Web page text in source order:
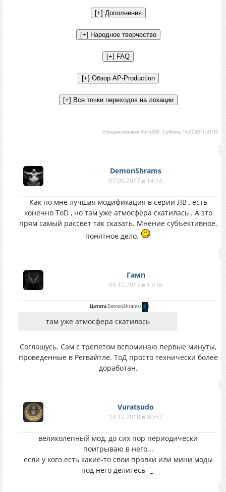
Отредактировал Rurik345-Суббота, 16.07.2011, 21:35
DemonShrams
07.09.2017 в 14:14
Как по мне лучшая модификация в серии ЛВ , есть
конечно ToD , но там уже атмосфера скатилась . А это
прям самый рассвет так сказать. Мнение субъективное,
понятное дело.
Гамп
04.10.2017 в 13:16
ЦитатаDemonShrams( )
там уже атмосфера скатилась
Соглашусь. Сам с трепетом вспоминаю первые минуты,
проведенные в Регвайтле. ТоД просто технически более
доработан.
Vuratsudo
14.12.2018 в 00:57
великолепный мод, до сих пор периодически
поигрываю в него...
если у кого есть какие-то свои правки или мини моды
под него делитесь -_-